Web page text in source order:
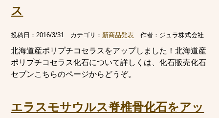
ス
投稿日：2016/3/31 カテゴリ： 新商品発表 作者： ジュラ株式会社
北海道産ポリプチコセラスをアップしました！北海道産
ポリプチコセラス化石について詳しくは、化石販売化石
セブンこちらのページからどうぞ。
エラスモサウルス脊椎骨化石をアッ